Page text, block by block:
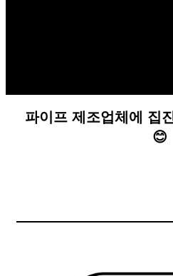
파이프 제조업체에 집
😊